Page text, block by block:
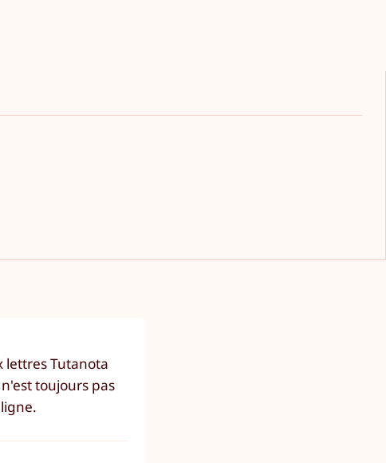
lettres Tutanota
toujours pas